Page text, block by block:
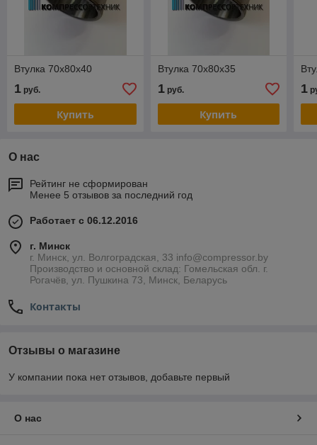
Втулка 70x80x40
1 руб.
Купить
Втулка 70x80x35
1руб.
Купить
1
О нас
Рейтинг не сформирован
Менее 5 отзывов за последний год
Работает с 06.12.2016
г. Минск
г. Минск, ул. Волгоградская, 33 info@compressor.by
Производство и основной склад: Гомельская обл. г.
Рогачёв, ул. Пушкина 73, Минск, Беларусь
Контакты
Отзывы о магазине
У компании пока нет отзывов, добавьте первый
О нас